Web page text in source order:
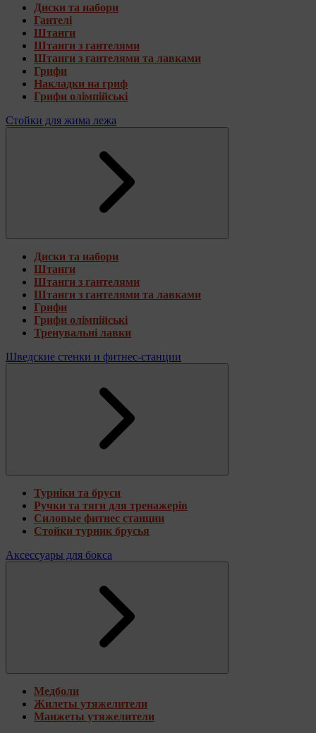
Диски та набори
Гантелі
Штанги
Штанги з гантелями
Штанги з гантелями та лавками
Грифи
Накладки на гриф
Грифи олімпійські
Стойки для жима лежа
Диски та набори
Штанги
Штанги з гантелями
Штанги з гантелями та лавками
Грифи
Грифи олімпійські
Тренувальні лавки
Шведские стенки и фитнес-станции
Турніки та бруси
Ручки та тяги для тренажерів
Силовые фитнес станции
Стойки турник брусья
Аксессуары для бокса
Медболи
Жилеты утяжелители
Манжеты утяжелители